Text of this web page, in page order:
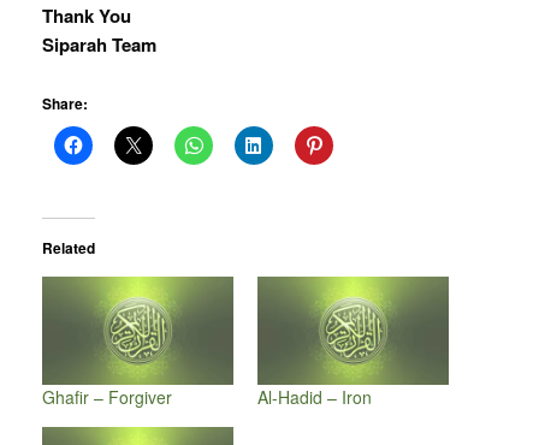
Thank You
Siparah Team
Share:
Related
Ghafir – Forgiver Al-Hadid – Iron